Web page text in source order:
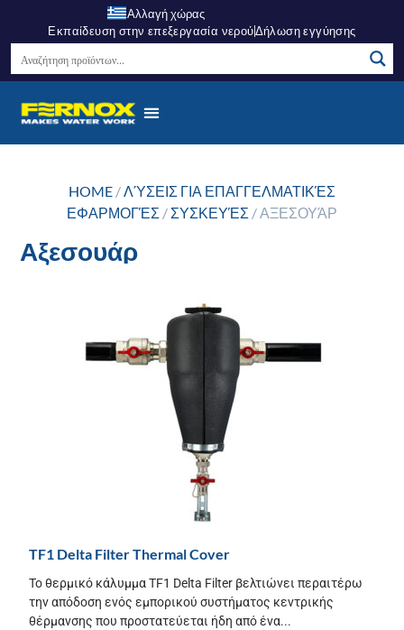
Αλλαγή χώρας
Εκπαίδευση στην επεξεργασία νερούΔήλωση εγγύησης
HOME /ΛΎΣΕΙΣ ΓΙΑ ΕΠΑΓΓΕΛΜΑΤΙΚΈΣ
ΕΦΑΡΜΟΓΈΣ / ΣΥΣΚΕΥΈΣ / ΑΞΕΣΟΥΆΡ
Αξεσουάρ
TF1 Delta Filter Thermal Cover
Το θερμικό κάλυμμα TF1 Delta Filter βελτιώνει περαιτέρω
την απόδοση ενός εμπορικού συστήματος κεντρικής
θέρμανσης που προστατεύεται ήδη από ένα...